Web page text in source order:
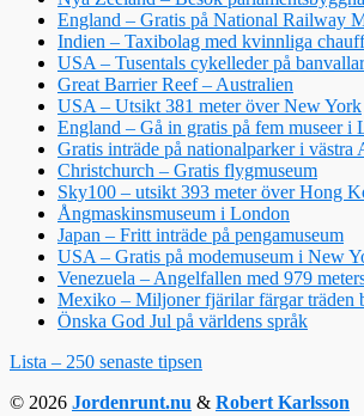
England – Gratis på National Railway
Indien – Taxibolag med kvinnliga
USA – Tusentals cykelleder på banvallar
Great Barrier Reef – Australien
USA – Utsikt 381 meter över New York
England – Gå in gratis på fem museer i
Gratis inträde på nationalparker i västra
Christchurch – Gratis flygmuseum
Sky100 – utsikt 393 meter över Hong
Ångmaskinsmuseum i London
Japan – Fritt inträde på pengamuseum
USA – Gratis på modemuseum i New
Venezuela – Angelfallen med 979
Mexiko – Miljoner fjärilar färgar träden
Önska God Jul på världens språk
Lista – 250 senaste tipsen
© 2026 Jordenrunt.nu & Robert Karlsson